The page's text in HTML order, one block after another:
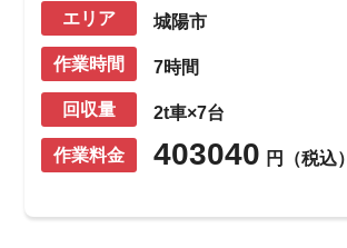
エリア 城陽市
作業時間 7時間
回収量 2t車×7台
作業料金 403040 円（税込）